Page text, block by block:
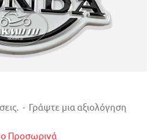
Προσωρινά
- Γράψτε μια αξιολόγηση